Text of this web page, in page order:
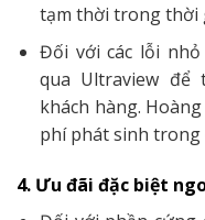
tạm thời trong thời
Đối với các lỗi nhỏ
qua Ultraview
khách hàng.
phí phát sinh
4. Ưu đãi đặc biệt